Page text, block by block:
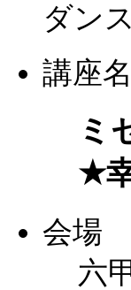
ダン
講座名
ミ
★
会場
六